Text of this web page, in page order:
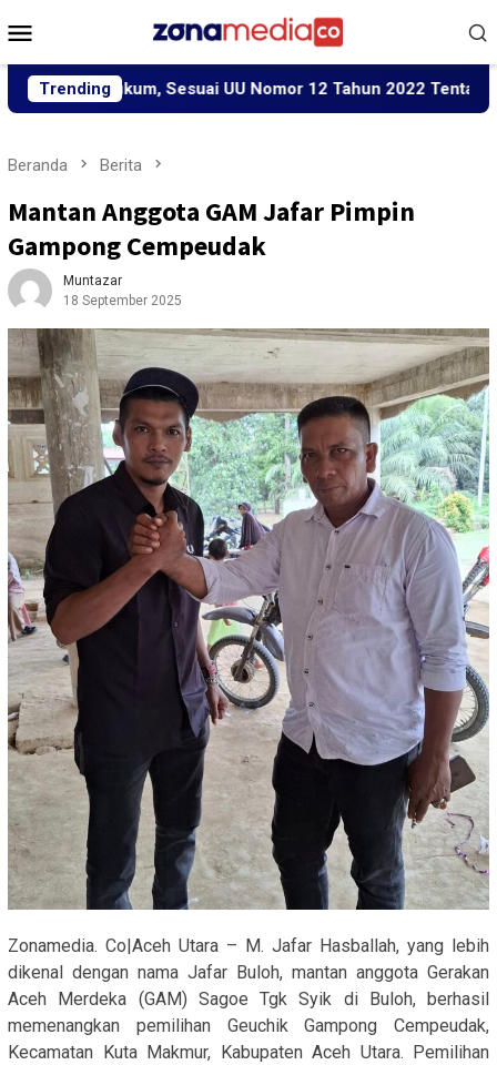
ke
Mobile
Trending
Sesuai UU Nomor 12 Tahun 2022 Tentang TPKS
Beranda Berita
Mantan Anggota GAM Jafar Pimpin
Gampong Cempeudak
Muntazar
18 September 2025
Zonamedia. Co|Aceh Utara – M. Jafar Hasballah, yang lebih
dikenal dengan nama Jafar Buloh, mantan anggota Gerakan
Aceh Merdeka (GAM) Sagoe Tgk Syik di Buloh, berhasil
memenangkan pemilihan Geuchik Gampong Cempeudak,
Kecamatan Kuta Makmur, Kabupaten Aceh Utara. Pemilihan